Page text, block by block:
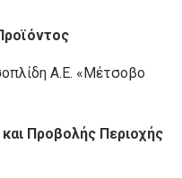
Α.Ε. «Μέτσοβο
Προβολής Περιοχής